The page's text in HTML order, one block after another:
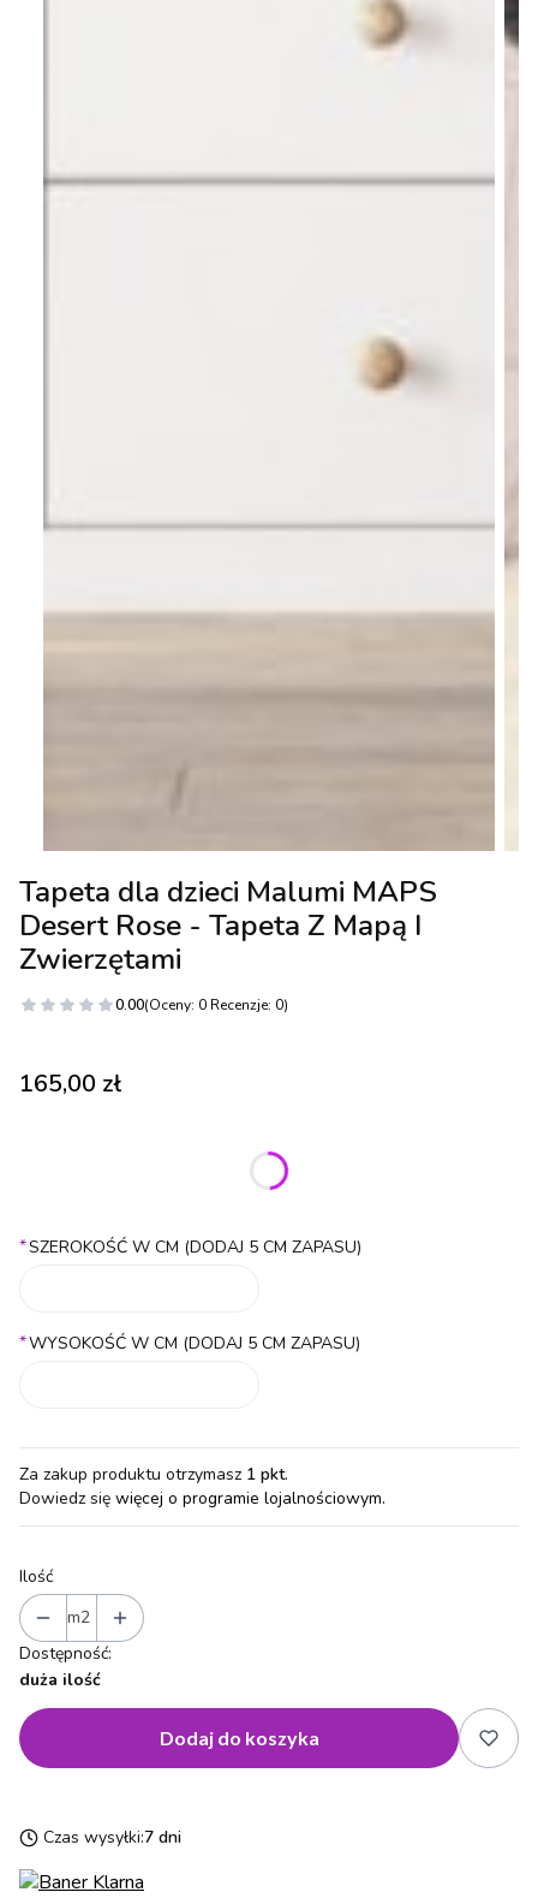
Tapeta dla dzieci Malumi MAPS
Desert Rose - Tapeta Z Mapą I
Zwierzętami
0.00(Oceny: 0 Recenzje: 0)
Cena
165,00 zł
Poszczególne warianty mogą różnić się ceną
*SZEROKOŚĆ W CM (DODAJ 5 CM ZAPASU)
*WYSOKOŚĆ W CM (DODAJ 5 CM ZAPASU)
Za zakup produktu otrzymasz 1 pkt.
Dowiedz się więcej o programie lojalnościowym.
Ilość
m2
Dostępność:
duża ilość
Dodaj do koszyka
Czas wysyłki:7 dni